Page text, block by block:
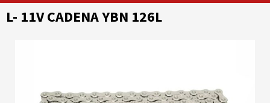
L- 11V CADENA YBN 126L